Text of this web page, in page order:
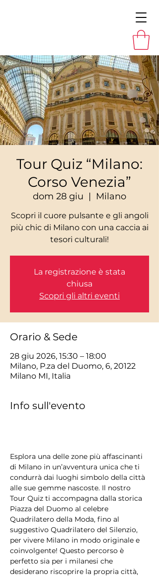
Tour Quiz “Milano:
Corso Venezia”
dom 28 giu
  |
Milano
Scopri il cuore pulsante e gli angoli
più chic di Milano con una caccia ai
tesori culturali!
La registrazione è stata
chiusa
Scopri gli altri eventi
Orario & Sede
28 giu 2026, 15:30 – 18:00
Milano, P.za del Duomo, 6, 20122
Milano MI, Italia
Info sull'evento
Esplora una delle zone più affascinanti
di Milano in un’avventura unica che ti
condurrà dai luoghi simbolo della città
alle sue gemme nascoste. Il nostro
Tour Quiz ti accompagna dalla storica
Piazza del Duomo al celebre
Quadrilatero della Moda, fino al
suggestivo Quadrilatero del Silenzio,
per vivere Milano in modo originale e
coinvolgente! Questo percorso è
perfetto sia per i milanesi che
desiderano riscoprire la propria città,